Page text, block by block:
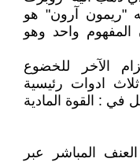
"ريمون آرون" هو
المفهوم واحد وهو
الآخر للخضوع
ادوات رئيسية
في : القوة المادية
المباشر عبر